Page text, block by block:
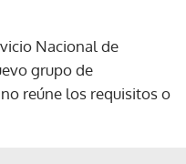
Nacional de
grupo de
reúne los requisitos o